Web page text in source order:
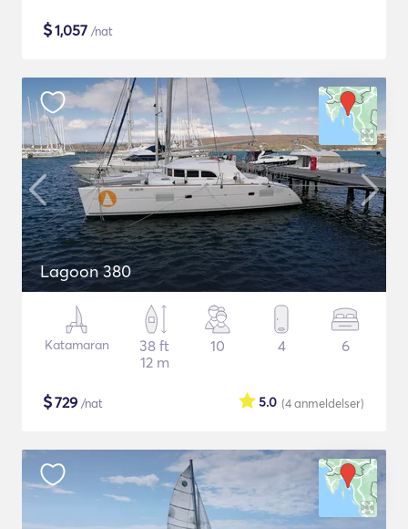
$1,057 /nat
Lagoon 380
Katamaran
38 ft
12 m
10 4 6
$729 /nat (4anmeldelser)
5.0